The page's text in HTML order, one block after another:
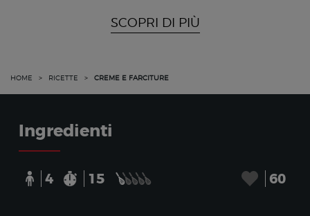
SCOPRI DI PIÙ
HOME > RICETTE > CREME E FARCITURE
Ingredienti
4 15 60